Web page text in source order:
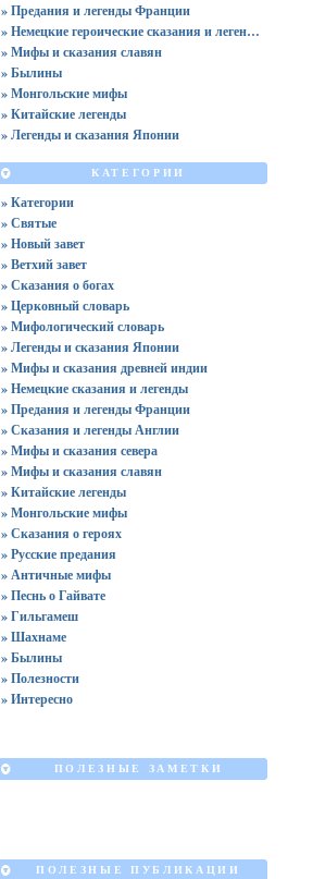
» Предания и легенды Франции
» Немецкие героические сказания и легенды
» Мифы и сказания славян
» Былины
» Монгольские мифы
» Китайские легенды
» Легенды и сказания Японии
КАТЕГОРИИ
» Категории
» Святые
» Новый завет
» Ветхий завет
» Сказания о богах
» Церковный словарь
» Мифологический словарь
» Легенды и сказания Японии
» Мифы и сказания древней индии
» Немецкие сказания и легенды
» Предания и легенды Франции
» Сказания и легенды Англии
» Мифы и сказания севера
» Мифы и сказания славян
» Китайские легенды
» Монгольские мифы
» Сказания о героях
» Русские предания
» Античные мифы
» Песнь о Гайвате
» Гильгамеш
» Шахнаме
» Былины
» Полезности
» Интересно
ПОЛЕЗНЫЕ ЗАМЕТКИ
ПОЛЕЗНЫЕ ПУБЛИКАЦИИ